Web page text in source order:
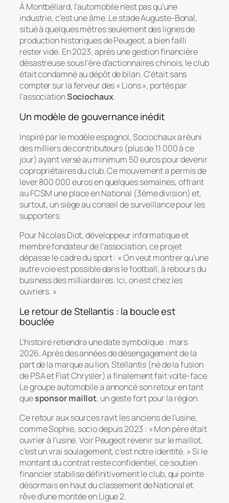
À Montbéliard, l’automobile n’est pas qu’une
industrie, c’est une âme. Le stade Auguste-Bonal,
situé à quelques mètres seulement des lignes de
production historiques de Peugeot, a bien failli
rester vide. En 2023, après une gestion financière
désastreuse sous l’ère d’actionnaires chinois, le club
était condamné au dépôt de bilan. C’était sans
compter sur la ferveur des « Lions », portés par
l’associationSociochaux.
Un modèle de gouvernance inédit
Inspiré par le modèle espagnol, Sociochaux a réuni
des milliers de contributeurs (plus de 11 000 à ce
jour) ayant versé au minimum 50 euros pour devenir
copropriétaires du club. Ce mouvement a permis de
lever 800 000 euros en quelques semaines, offrant
au FCSM une place en National (3ème division) et,
surtout, un siège au conseil de surveillance pour les
supporters.
Pour Nicolas Diot, développeur informatique et
membre fondateur de l’association, ce projet
dépasse le cadre du sport : « On veut montrer qu’une
autre voie est possible dans le football, à rebours du
business des milliardaires. Ici, on est chez les
ouvriers. »
Le retour de Stellantis : la boucle est
bouclée
L’histoire retiendra une date symbolique : mars
2026. Après des années de désengagement de la
part de la marque au lion, Stellantis (né de la fusion
de PSA et Fiat Chrysler) a finalement fait volte-face.
Le groupe automobile a annoncé son retour en tant
quesponsor maillot, un geste fort pour la région.
Ce retour aux sources ravit les anciens de l’usine,
comme Sophie, socio depuis 2023 : « Mon père était
ouvrier à l’usine. Voir Peugeot revenir sur le maillot,
c’est un vrai soulagement, c’est notre identité. »Si le
montant du contrat reste confidentiel, ce soutien
financier stabilise définitivement le club, qui pointe
désormais en haut du classement de National et
rêve d’une montée en Ligue 2.